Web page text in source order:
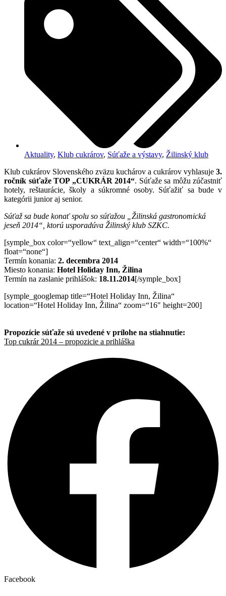
Aktuality, Klub cukrárov, Súťaže a výstavy, Žilinský klub
Klub cukrárov Slovenského zväzu kuchárov a cukrárov vyhlasuje 3.
ročník súťaže TOP „CUKRÁR 2014“. Súťaže sa môžu zúčastniť
hotely, reštaurácie, školy a súkromné osoby. Súťažiť sa bude v
kategórii junior aj senior.
Súťaž sa bude konať spolu so súťažou „Žilinská gastronomická
jeseň 2014“, ktorú usporadúva Žilinský klub SZKC.
[symple_box color=“yellow“ text_align=“center“ width=“100%“
float=“none“]
Termín konania: 2. decembra 2014
Miesto konania: Hotel Holiday Inn, Žilina
Termín na zaslanie prihlášok: 18.11.2014[/symple_box]
[symple_googlemap title=“Hotel Holiday Inn, Žilina“
location=“Hotel Holiday Inn, Žilina“ zoom=“16″ height=200]
Propozície súťaže sú uvedené v prílohe na stiahnutie:
Top cukrár 2014 – propozicie a prihláška
Facebook